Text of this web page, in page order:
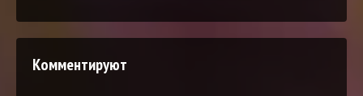
Комментируют